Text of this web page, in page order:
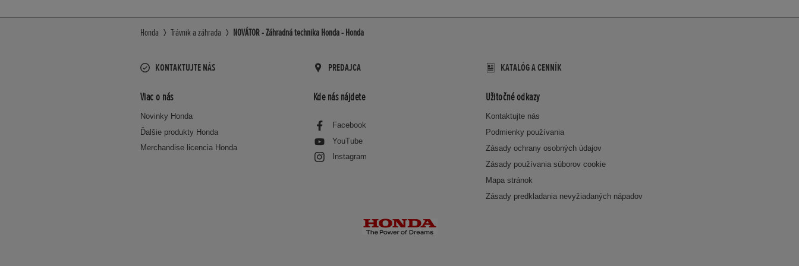
Honda Trávnik a záhrada NOVÁTOR - Záhradná technika Honda - Honda
KONTAKTUJTE NÁS PREDAJCA KATALÓG A CENNÍK
Viac o nás
Novinky Honda
Ďalšie produkty Honda
Merchandise licencia Honda
Kde nás nájdete
Facebook
YouTube
Instagram
Užitočné odkazy
Kontaktujte nás
Podmienky používania
Zásady ochrany osobných údajov
Zásady používania súborov cookie
Mapa stránok
Zásady predkladania nevyžiadaných nápadov